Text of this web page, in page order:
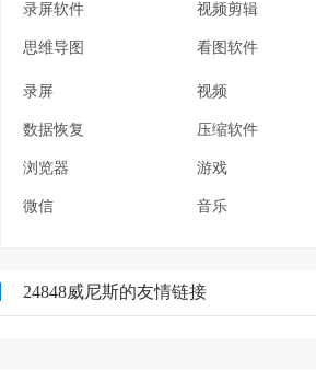
录屏软件 视频剪辑
思维导图 看图软件
录屏 视频
数据恢复 压缩软件
浏览器 游戏
微信 音乐
24848威尼斯的友情链接